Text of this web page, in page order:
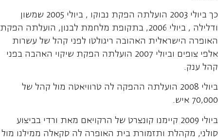
כך ביולי 2003 הועלתה הפקת נבוקו , ביולי 2005 שמשון
ודלילה , ביולי 2006, בתקופת מלחמת לבנון, הועלתה הפקת
האופרה הישראלית האהובה ריגולטו לפני קהל של עשרות
אלפי צופים וביולי 2007 הועלתה הפקת שיקוי האהבה בפני
קהל ענק.
ביולי 2008 הועלתה ההפקה לה טרוויאטה מול קהל של
70,000 איש.
ביולי 2009 קיימנו קונצרט של הרקויאם מאת ורדי בביצוע
סולני, מקהלת ותזמורת בית האופרה לה סקאלה ממילנו מול